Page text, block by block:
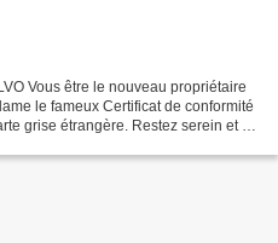
Vous être le nouveau propriétaire
le fameux Certificat de conformité
grise étrangère. Restez serein et ne